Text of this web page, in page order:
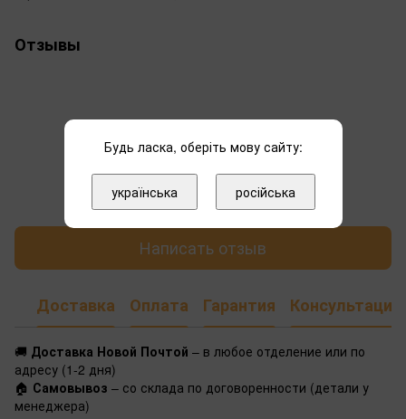
Отзывы
Добавьте первый отзыв
Написать отзыв
Доставка Оплата Гарантия Консультация
🚚 Доставка Новой Почтой – в любое отделение или по
адресу (1-2 дня)
🏠 Самовывоз – со склада по договоренности (детали у
менеджера)
Будь ласка, оберіть мову сайту:
українська російська